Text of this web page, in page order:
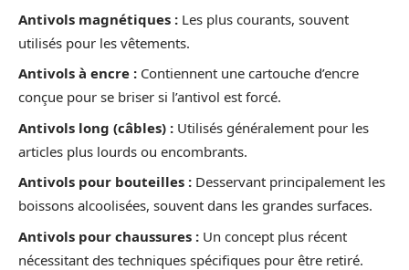
Antivols magnétiques : Les plus courants, souvent
utilisés pour les vêtements.
Antivols à encre : Contiennent une cartouche d’encre
conçue pour se briser si l’antivol est forcé.
Antivols long (câbles) : Utilisés généralement pour les
articles plus lourds ou encombrants.
Antivols pour bouteilles : Desservant principalement les
boissons alcoolisées, souvent dans les grandes surfaces.
Antivols pour chaussures : Un concept plus récent
nécessitant des techniques spécifiques pour être retiré.